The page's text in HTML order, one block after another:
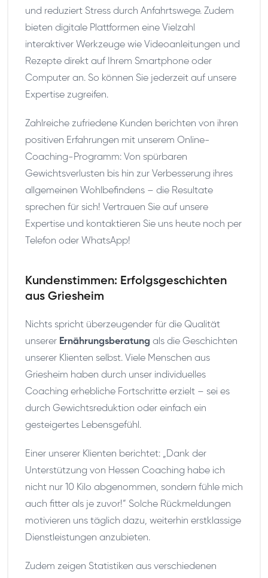
und reduziert Stress durch Anfahrtswege. Zudem
bieten digitale Plattformen eine Vielzahl
interaktiver Werkzeuge wie Videoanleitungen und
Rezepte direkt auf Ihrem Smartphone oder
Computer an. So können Sie jederzeit auf unsere
Expertise zugreifen.
Zahlreiche zufriedene Kunden berichten von ihren
positiven Erfahrungen mit unserem Online-
Coaching-Programm: Von spürbaren
Gewichtsverlusten bis hin zur Verbesserung ihres
allgemeinen Wohlbefindens – die Resultate
sprechen für sich! Vertrauen Sie auf unsere
Expertise und kontaktieren Sie uns heute noch per
Telefon oder WhatsApp!
Kundenstimmen: Erfolgsgeschichten
aus Griesheim
Nichts spricht überzeugender für die Qualität
unserer Ernährungsberatung als die Geschichten
unserer Klienten selbst. Viele Menschen aus
Griesheim haben durch unser individuelles
Coaching erhebliche Fortschritte erzielt – sei es
durch Gewichtsreduktion oder einfach ein
gesteigertes Lebensgefühl.
Einer unserer Klienten berichtet: „Dank der
Unterstützung von Hessen Coaching habe ich
nicht nur 10 Kilo abgenommen, sondern fühle mich
auch fitter als je zuvor!“ Solche Rückmeldungen
motivieren uns täglich dazu, weiterhin erstklassige
Dienstleistungen anzubieten.
Zudem zeigen Statistiken aus verschiedenen